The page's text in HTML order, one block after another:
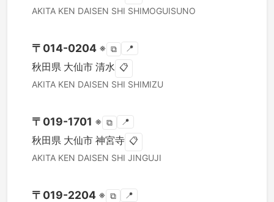
AKITA KEN DAISEN SHI SHIMOGUISUNO
〒 014-0204 ※ ⧉ 📍
秋田県 大仙市 清水 📋
AKITA KEN DAISEN SHI SHIMIZU
〒 019-1701 ※ ⧉ 📍
秋田県 大仙市 神宮寺 📋
AKITA KEN DAISEN SHI JINGUJI
〒 019-2204 ※ ⧉ 📍